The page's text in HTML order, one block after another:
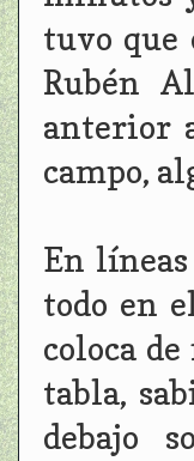
tuvo que
Rubén
anterior
campo,
En líneas
todo en
coloca
tabla,
debajo